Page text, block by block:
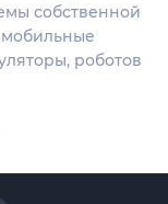
собственной
мобильные
роботов